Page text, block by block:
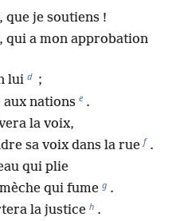
, que je soutiens !
, qui a mon approbation
lui d ;
nations e .
la voix,
sa voix dans la rue f .
qui plie
qui fume g .
la justice h .